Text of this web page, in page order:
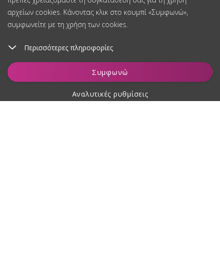
αρχείων cookies. Κάνοντας κλικ στο κουμπί «Συμφωνώ»,
συμφωνείτε με τη χρήση των cookies.
Περισσότερες πληροφορίες
Συμφωνώ
Αναλυτικές ρυθμίσεις
Προσθήκη στο καλάθι